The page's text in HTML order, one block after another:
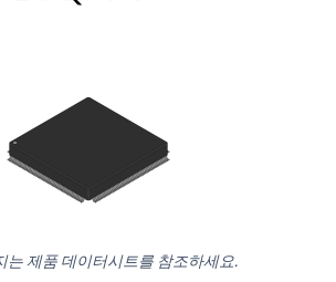
는 제품 데이터시트를 참조하세요.